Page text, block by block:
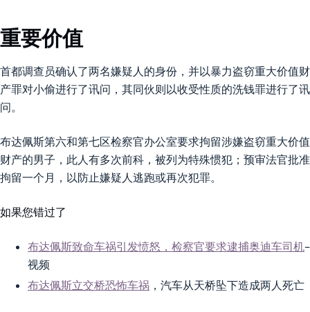
重要价值
首都调查员确认了两名嫌疑人的身份，并以暴力盗窃重大价值财
产罪对小偷进行了讯问，其同伙则以收受性质的洗钱罪进行了讯
问。
布达佩斯第六和第七区检察官办公室要求拘留涉嫌盗窃重大价值
财产的男子，此人有多次前科，被列为特殊惯犯；预审法官批准
拘留一个月，以防止嫌疑人逃跑或再次犯罪。
如果您错过了
布达佩斯致命车祸引发愤怒，检察官要求逮捕奥迪车司机–
视频
布达佩斯立交桥恐怖车祸 ，汽车从天桥坠下造成两人死亡